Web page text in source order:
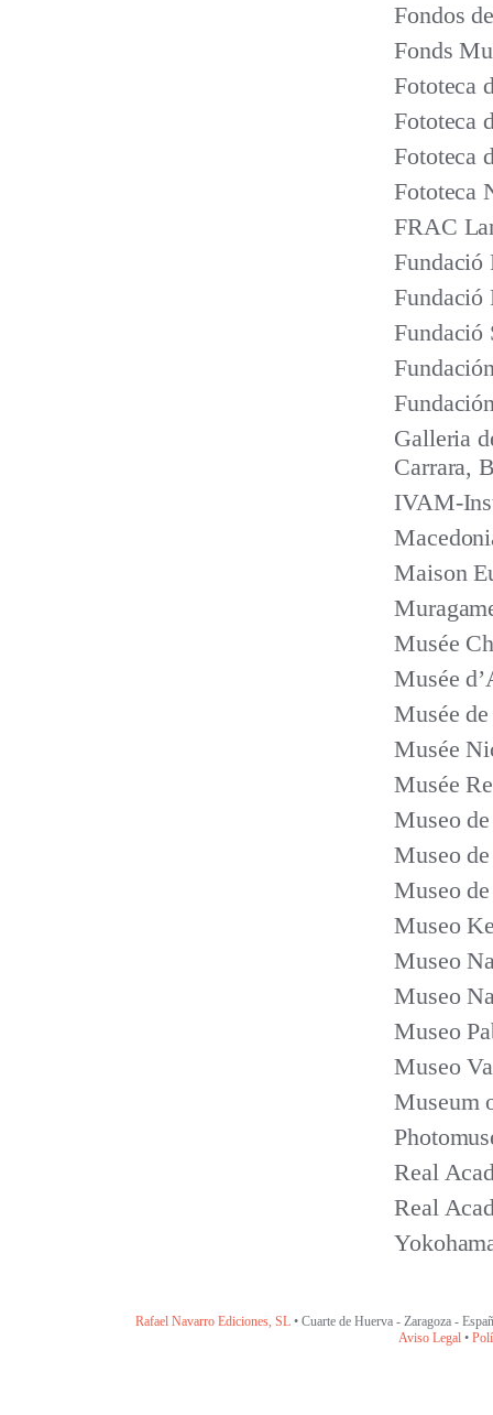
Fondos
Fonds
Fototeca
Fototeca
Fototeca
Fototeca
FRAC
Fundació
Fundació
Fundació
Galleria
Carrara,
IVAM-
Maison
Musée
Musée
Musée
Musée
Musée
Museo
Museo
Museo
Museo
Museo
Museo
Museo
Museo
Museum
Real
Real
Rafael Navarro Ediciones, SL• Cuarte de Huerva - Zaragoza -
Aviso Legal •